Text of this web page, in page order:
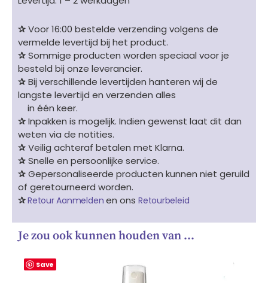
✰Voor 16:00 bestelde verzending volgens de
vermelde levertijd bij het product.
✰Sommige producten worden speciaal voor je
besteld bij onze leverancier.
✰Bij verschillende levertijden hanteren wij de
langste levertijd en verzenden alles
in één keer.
✰Inpakken is mogelijk. Indien gewenst laat dit dan
weten via de notities.
✰Veilig achteraf betalen met Klarna.
✰Snelle en persoonlijke service.
✰Gepersonaliseerde producten kunnen niet geruild
of geretourneerd worden.
✰Retour Aanmelden en ons Retourbeleid
Je zou ook kunnen houden van …
Save